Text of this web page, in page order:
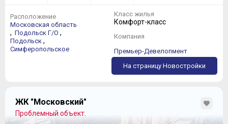
Расположение
Московская область
, Подольск Г/О ,
Подольск ,
Симферопольское
Класс жилья
Комфорт-класс
Компания
Премьер-Девелопмент
На страницу Новостройки
ЖК "Московский"
Проблемный объект.